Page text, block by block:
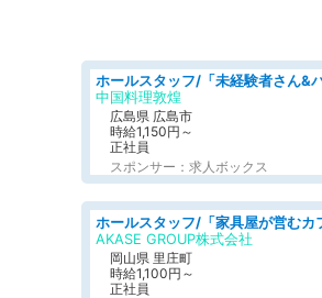
中国料理敦煌
広島県 広島市
時給1,150円～
正社員
スポンサー：求人ボックス
AKASE GROUP株式会社
岡山県 里庄町
時給1,100円～
正社員